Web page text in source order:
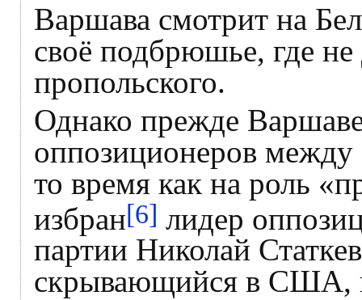
Варшава смотрит на
своё подбрюшье, где
пропольского.
Однако прежде
оппозиционеров между
то время как на роль
избран[6] лидер
партии Николай
скрывающийся в США,